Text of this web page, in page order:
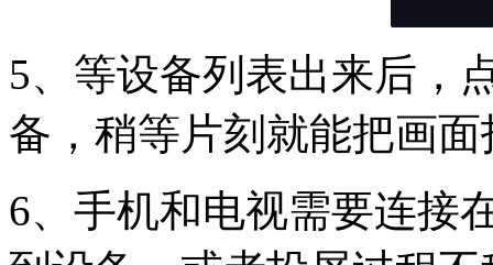
5、等设备列表出来后，
备，稍等片刻就能把画
6、手机和电视需要连接